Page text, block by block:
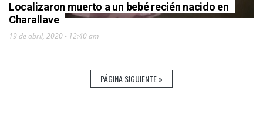
Localizaron muerto a un bebé recién nacido en
Charallave
19 de abril, 2020 - 12:40 am
PÁGINA SIGUIENTE »